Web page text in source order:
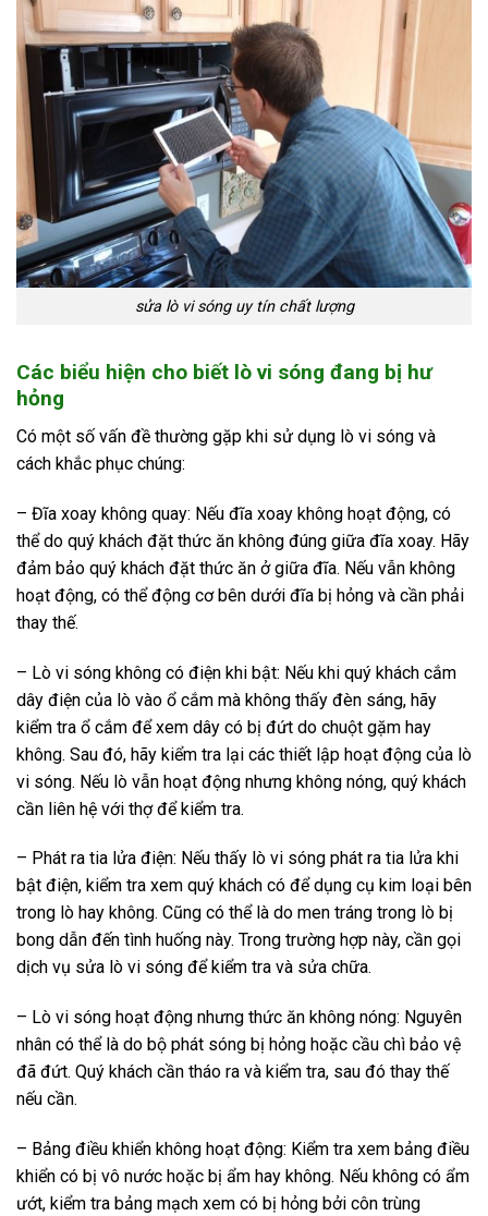
sửa lò vi sóng uy tín chất lượng
Các biểu hiện cho biết lò vi sóng đang bị hư
hỏng
Có một số vấn đề thường gặp khi sử dụng lò vi sóng và
cách khắc phục chúng:
– Đĩa xoay không quay: Nếu đĩa xoay không hoạt động, có
thể do quý khách đặt thức ăn không đúng giữa đĩa xoay. Hãy
đảm bảo quý khách đặt thức ăn ở giữa đĩa. Nếu vẫn không
hoạt động, có thể động cơ bên dưới đĩa bị hỏng và cần phải
thay thế.
– Lò vi sóng không có điện khi bật: Nếu khi quý khách cắm
dây điện của lò vào ổ cắm mà không thấy đèn sáng, hãy
kiểm tra ổ cắm để xem dây có bị đứt do chuột gặm hay
không. Sau đó, hãy kiểm tra lại các thiết lập hoạt động của lò
vi sóng. Nếu lò vẫn hoạt động nhưng không nóng, quý khách
cần liên hệ với thợ để kiểm tra.
– Phát ra tia lửa điện: Nếu thấy lò vi sóng phát ra tia lửa khi
bật điện, kiểm tra xem quý khách có để dụng cụ kim loại bên
trong lò hay không. Cũng có thể là do men tráng trong lò bị
bong dẫn đến tình huống này. Trong trường hợp này, cần gọi
dịch vụ sửa lò vi sóng để kiểm tra và sửa chữa.
– Lò vi sóng hoạt động nhưng thức ăn không nóng: Nguyên
nhân có thể là do bộ phát sóng bị hỏng hoặc cầu chì bảo vệ
đã đứt. Quý khách cần tháo ra và kiểm tra, sau đó thay thế
nếu cần.
– Bảng điều khiển không hoạt động: Kiểm tra xem bảng điều
khiển có bị vô nước hoặc bị ẩm hay không. Nếu không có ẩm
ướt, kiểm tra bảng mạch xem có bị hỏng bởi côn trùng